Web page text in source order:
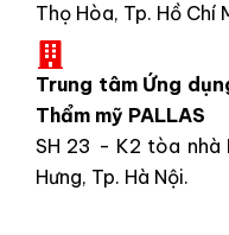
Thọ Hòa, Tp. Hồ Chí
Trung tâm Ứng
Thẩm mỹ PALLAS
SH 23 - K2 tòa nhà
Hưng, Tp. Hà Nội.